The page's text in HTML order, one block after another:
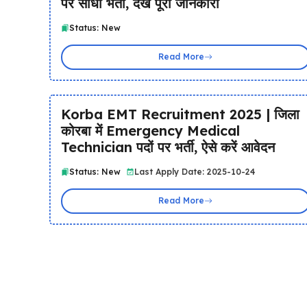
Status: New
Read More
Korba EMT Recruitment 2025 | जिला
कोरबा में Emergency Medical
Technician पदों पर भर्ती, ऐसे करें आवेदन
Status: New Last Apply Date: 2025-10-24
Read More